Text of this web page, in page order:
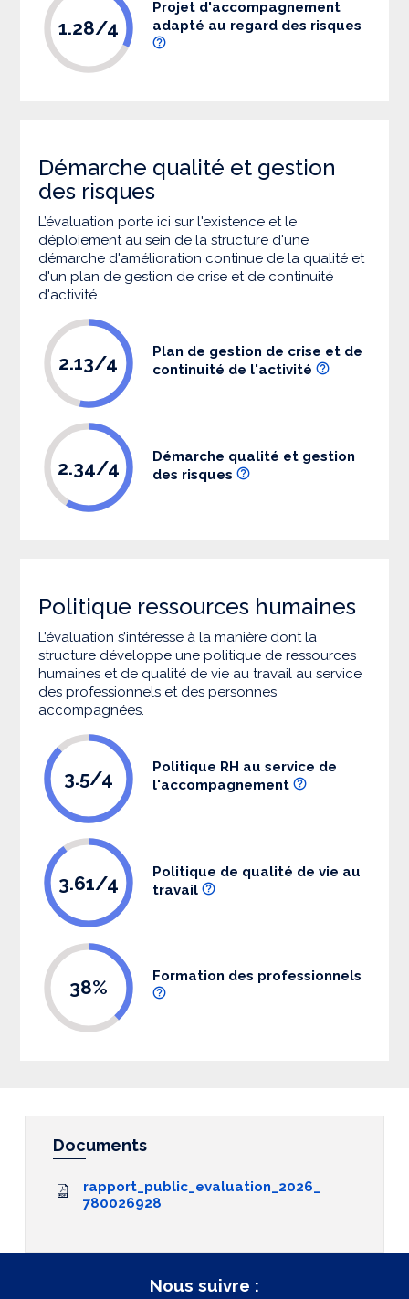
1.28/4
Projet d'accompagnement
adapté au regard des risques
Démarche qualité et gestion
des risques
L’évaluation porte ici sur l'existence et le
déploiement au sein de la structure d'une
démarche d'amélioration continue de la qualité et
d'un plan de gestion de crise et de continuité
d'activité.
2.13/4
Plan de gestion de crise et de
continuité de l'activité
2.34/4
Démarche qualité et gestion
des risques
Politique ressources humaines
L’évaluation s’intéresse à la manière dont la
structure développe une politique de ressources
humaines et de qualité de vie au travail au service
des professionnels et des personnes
accompagnées.
3.5/4
Politique RH au service de
l'accompagnement
3.61/4
Politique de qualité de vie au
travail
38% Formation des professionnels
Documents
rapport_public_evaluation_2026_
780026928
Nous suivre :